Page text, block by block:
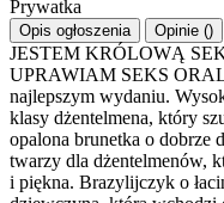
Prywatka
Opis ogłoszenia Opinie ()
JESTEM KRÓLOWĄ
UPRAWIAM SEKS
najlepszym wydaniu.
klasy dżentelmena, który
opalona brunetka o dobrze
twarzy dla dżentelmenów,
i piękna. Brazylijczyk o